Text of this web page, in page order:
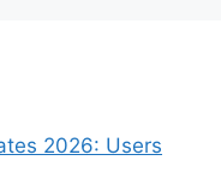
2026: Users